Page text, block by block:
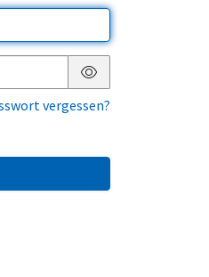
Passwort anzeigen
vergessen?